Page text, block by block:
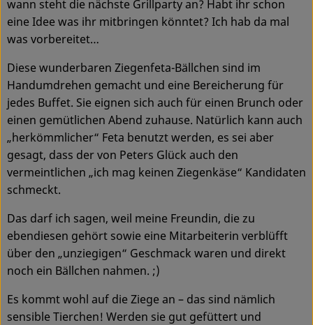
Ökokisten
Obst & Gemüse
Kühltheke
Backwaren
Haltbares
Getränke
Drogerie
So geht's
Über uns
Blog & Aktuelles
wann steht die nächste Grillparty an? Habt ihr schon
eine Idee was ihr mitbringen könntet? Ich hab da mal
was vorbereitet…
Diese wunderbaren Ziegenfeta-Bällchen sind im
Handumdrehen gemacht und eine Bereicherung für
jedes Buffet. Sie eignen sich auch für einen Brunch oder
einen gemütlichen Abend zuhause. Natürlich kann auch
„herkömmlicher“ Feta benutzt werden, es sei aber
gesagt, dass der von Peters Glück auch den
vermeintlichen „ich mag keinen Ziegenkäse“ Kandidaten
schmeckt.
Das darf ich sagen, weil meine Freundin, die zu
ebendiesen gehört sowie eine Mitarbeiterin verblüfft
über den „unziegigen“ Geschmack waren und direkt
noch ein Bällchen nahmen. ;)
Es kommt wohl auf die Ziege an – das sind nämlich
sensible Tierchen! Werden sie gut gefüttert und